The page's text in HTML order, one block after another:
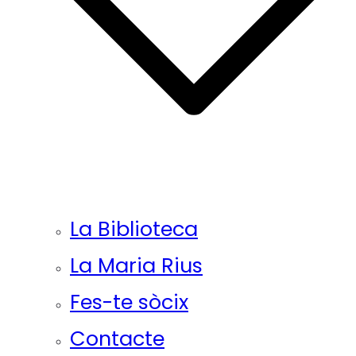
La Biblioteca
La Maria Rius
Fes-te sòcix
Contacte